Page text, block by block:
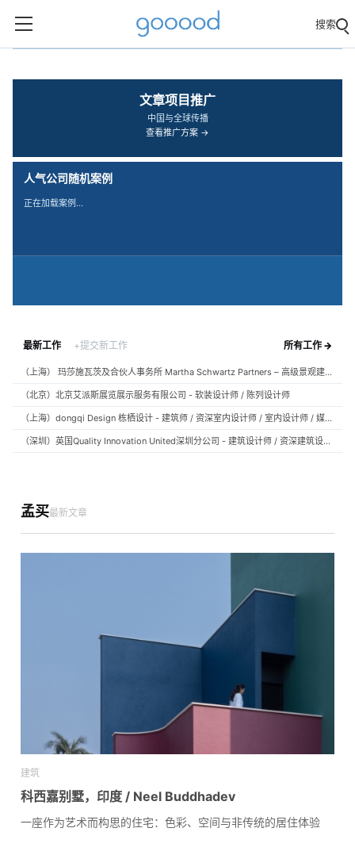
搜索
文章项目推广
中国与全球传播
查看推广方案 →
人气公司随机案例
正在加载案例…
最新工作 +提交新工作 所有工作 →
（上海） 玛莎施瓦茨及合伙人事务所 Martha Schwartz Partners – 高级景观建筑师 Senior Landscape Designer / 景观建筑师 Landscape Designer
（北京）北京艾派斯展览展示服务有限公司 - 软装设计师 / 陈列设计师
（上海）dongqi Design 栋栖设计 - 建筑师 / 资深室内设计师 / 室内设计师 / 媒体及公共关系主管 / 设计实习生（常年招聘）
（深圳）英国Quality Innovation United深圳分公司 - 建筑设计师 / 资深建筑设计师 / 室内设计师 / 设计实习生
孟买最新文章
建筑
科西嘉别墅，印度 / Neel Buddhadev
一座作为艺术而构思的住宅：色彩、空间与非传统的居住体验